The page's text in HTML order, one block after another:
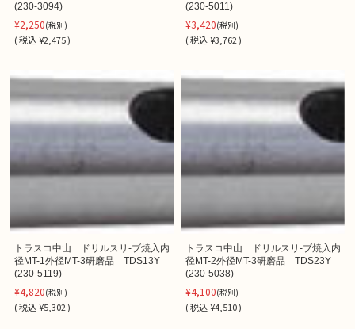
(230-3094)
¥2,250(税別)
(税込¥2,475 )
(230-5011)
¥3,420(税別)
(税込 ¥3,762 )
トラスコ中山 ドリルスリ-ブ焼入内
径MT-1外径MT-3研磨品 TDS13Y
(230-5119)
¥4,820(税別)
(税込¥5,302 )
トラスコ中山 ドリルスリ-ブ焼入内
径MT-2外径MT-3研磨品 TDS23Y
(230-5038)
¥4,100(税別)
(税込 ¥4,510 )